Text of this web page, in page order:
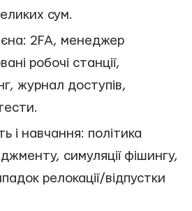
сум.
2FA, менеджер
робочі станції,
журнал доступів,
і навчання: політика
симуляції фішингу,
релокації/відпустки